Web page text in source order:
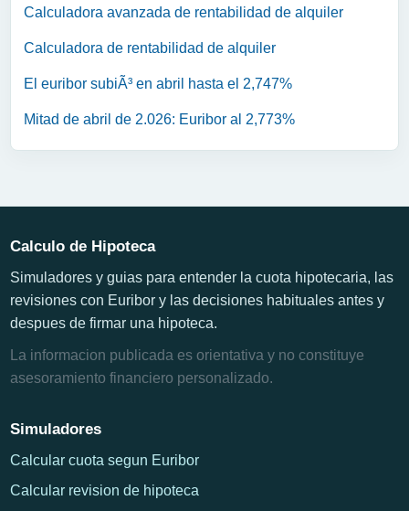
Calculadora avanzada de rentabilidad de alquiler
Calculadora de rentabilidad de alquiler
El euribor subiÃ³ en abril hasta el 2,747%
Mitad de abril de 2.026: Euribor al 2,773%
Calculo de Hipoteca
Simuladores y guias para entender la cuota hipotecaria, las
revisiones con Euribor y las decisiones habituales antes y
despues de firmar una hipoteca.
La informacion publicada es orientativa y no constituye
asesoramiento financiero personalizado.
Simuladores
Calcular cuota segun Euribor
Calcular revision de hipoteca